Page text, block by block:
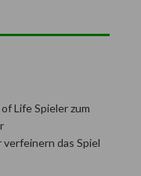
Life Spieler zum
das Spiel